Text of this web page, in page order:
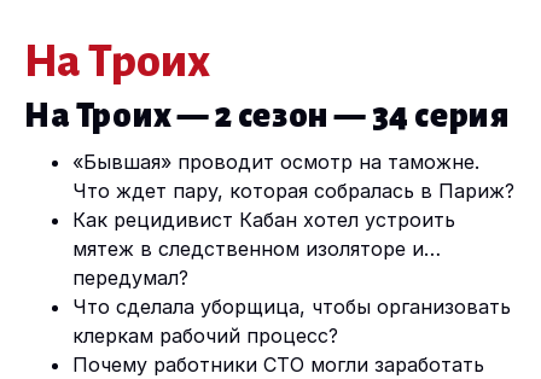
На Троих
На Троих — 2 сезон — 34 серия
«Бывшая» проводит осмотр на таможне.
Что ждет пару, которая собралась в Париж?
Как рецидивист Кабан хотел устроить
мятеж в следственном изоляторе и…
передумал?
Что сделала уборщица, чтобы организовать
клеркам рабочий процесс?
Почему работники СТО могли заработать